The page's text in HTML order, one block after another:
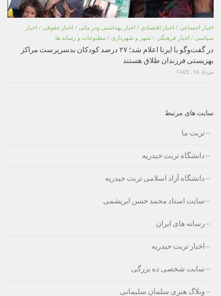
اخبار اجتماعی / اخبار اقتصادی / اخبار بهداشتی ودر مانی / اخبار حقوقی / اخبار
سیاسی / اخبار فرهنگی / شهر و شهرداری / مطبوعات و رسانه ها
در گفت‌وگو با ایرنا اعلام شد؛ ۲۷ درصد کودکان بدسرپرست مراکز
بهزیستی فرزندان طلاق هستند
مرداد 16, 1405
سایت های مرتبط
تربت ما
دانشگاه تربت حیدریه
دانشگاه آزاد اسلامی تربت حیدریه
سایت استاد محمد حسن ابریشمی
رسانه های ایران
اخبار تربت حیدریه
سایت شخصی ده بزرگی
وبلاگ هنری سلمان سلیمانی